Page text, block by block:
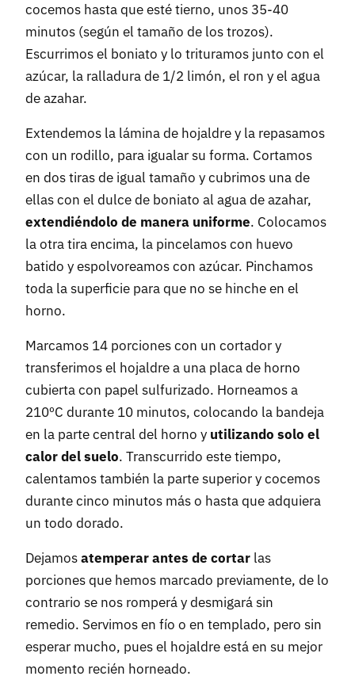
cocemos hasta que esté tierno, unos 35-40
minutos (según el tamaño de los trozos).
Escurrimos el boniato y lo trituramos junto con el
azúcar, la ralladura de 1/2 limón, el ron y el agua
de azahar.
Extendemos la lámina de hojaldre y la repasamos
con un rodillo, para igualar su forma. Cortamos
en dos tiras de igual tamaño y cubrimos una de
ellas con el dulce de boniato al agua de azahar,
extendiéndolo de manera uniforme. Colocamos
la otra tira encima, la pincelamos con huevo
batido y espolvoreamos con azúcar. Pinchamos
toda la superficie para que no se hinche en el
horno.
Marcamos 14 porciones con un cortador y
transferimos el hojaldre a una placa de horno
cubierta con papel sulfurizado. Horneamos a
210ºC durante 10 minutos, colocando la bandeja
en la parte central del horno y utilizando solo el
calor del suelo. Transcurrido este tiempo,
calentamos también la parte superior y cocemos
durante cinco minutos más o hasta que adquiera
un todo dorado.
Dejamosatemperar antes de cortar las
porciones que hemos marcado previamente, de lo
contrario se nos romperá y desmigará sin
remedio. Servimos en fío o en templado, pero sin
esperar mucho, pues el hojaldre está en su mejor
momento recién horneado.